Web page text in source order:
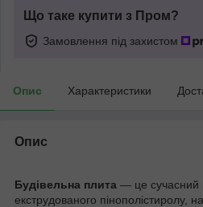
Що таке купити з Пром?
Замовлення під захистом
Опис Характеристики
Опис
Будівельна плита — це сучасний
екструдованого пінополістиролу,